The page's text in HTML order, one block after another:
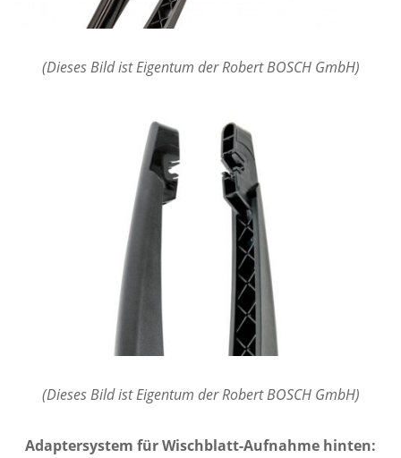
(Dieses Bild ist Eigentum der Robert BOSCH GmbH)
(Dieses Bild ist Eigentum der Robert BOSCH GmbH)
Adaptersystem für Wischblatt-Aufnahme hinten: